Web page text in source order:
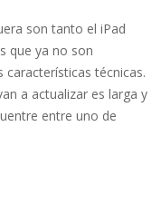
son tanto el iPad
que ya no son
características técnicas.
a actualizar es larga y
entre uno de